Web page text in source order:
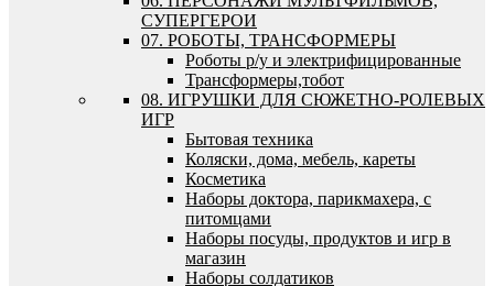
СУПЕРГЕРОИ
07. РОБОТЫ, ТРАНСФОРМЕРЫ
Роботы р/у и электрифицированные
Трансформеры,тобот
08. ИГРУШКИ ДЛЯ СЮЖЕТНО-РОЛЕВЫХ
ИГР
Бытовая техника
Коляски, дома, мебель, кареты
Косметика
Наборы доктора, парикмахера, с
питомцами
Наборы посуды, продуктов и игр в
магазин
Наборы солдатиков